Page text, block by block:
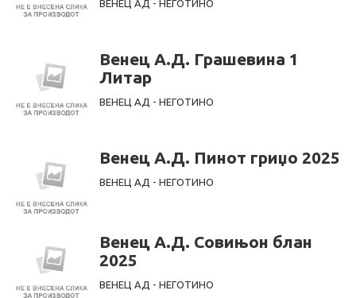
ВЕНЕЦ АД - НЕГОТИНО
Венец А.Д. Грашевина 1
Литар
ВЕНЕЦ АД - НЕГОТИНО
Венец А.Д. Пинот гриџо 2025
ВЕНЕЦ АД - НЕГОТИНО
Венец А.Д. Совињон блан
2025
ВЕНЕЦ АД - НЕГОТИНО